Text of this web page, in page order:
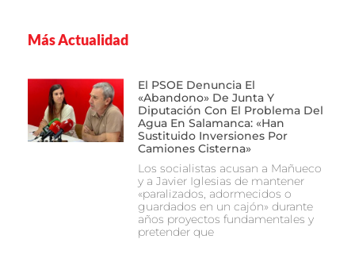
Más Actualidad
El PSOE Denuncia El
«abandono» De Junta Y
Diputación Con El Problema Del
Agua En Salamanca: «Han
Sustituido Inversiones Por
Camiones Cisterna»
Los socialistas acusan a Mañueco
y a Javier Iglesias de mantener
«paralizados, adormecidos o
guardados en un cajón» durante
años proyectos fundamentales y
pretender que